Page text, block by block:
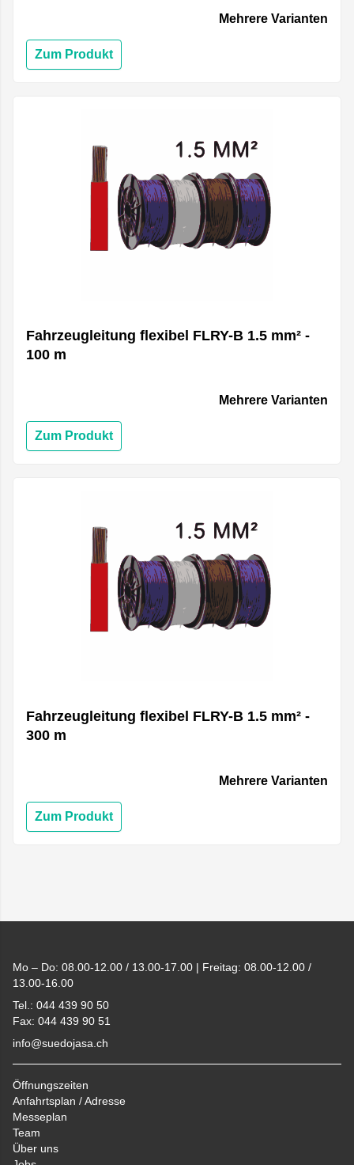
Mehrere Varianten
Zum Produkt
Fahrzeugleitung flexibel FLRY-B 1.5 mm² -
100 m
Mehrere Varianten
Zum Produkt
Fahrzeugleitung flexibel FLRY-B 1.5 mm² -
300 m
Mehrere Varianten
Zum Produkt
Mo – Do: 08.00-12.00 / 13.00-17.00 | Freitag: 08.00-12.00 /
13.00-16.00
Tel.: 044 439 90 50
Fax: 044 439 90 51
info@suedojasa.ch
Öffnungszeiten
Anfahrtsplan / Adresse
Messeplan
Team
Über uns